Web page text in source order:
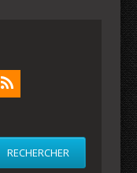
RECHERCHER